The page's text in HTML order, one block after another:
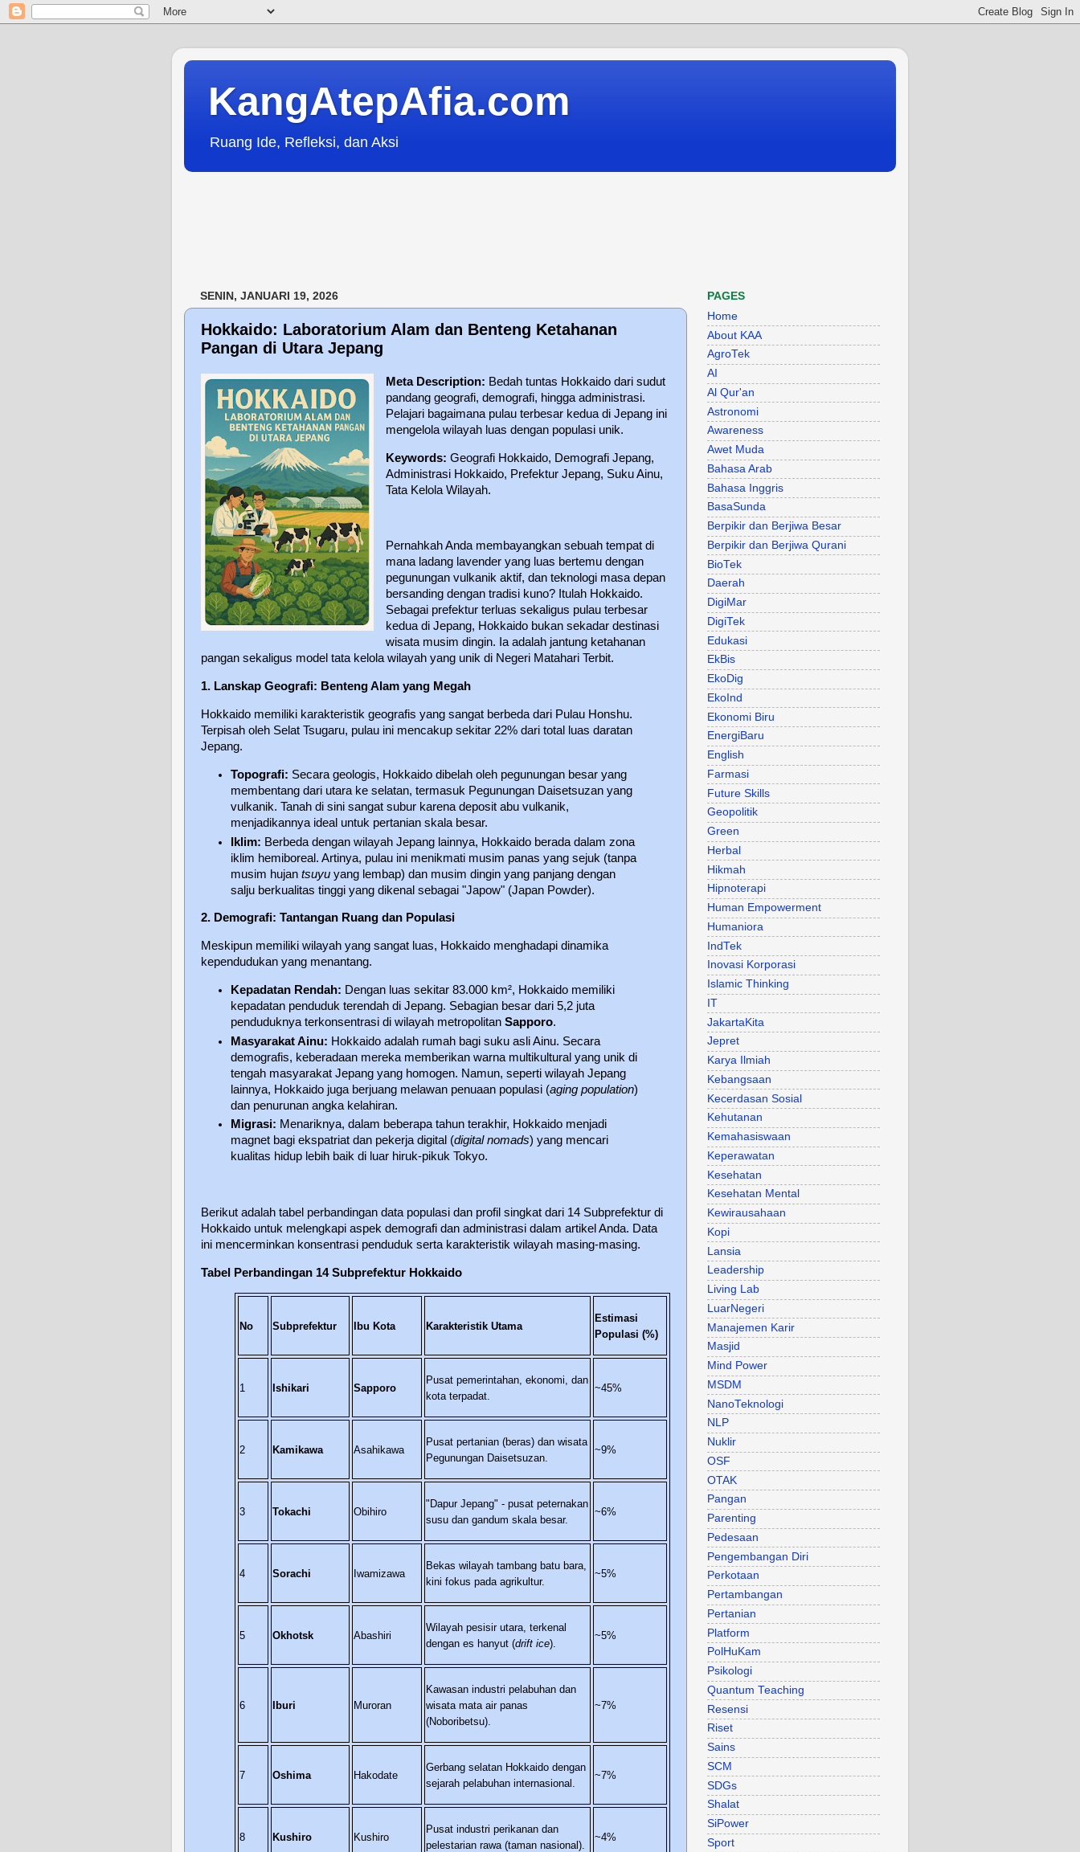
KangAtepAfia.com
Ruang Ide, Refleksi, dan Aksi
SENIN, JANUARI 19, 2026
Hokkaido: Laboratorium Alam dan Benteng Ketahanan
Pangan di Utara Jepang
Meta Description: Bedah tuntas Hokkaido dari sudut
pandang geografi, demografi, hingga administrasi.
Pelajari bagaimana pulau terbesar kedua di Jepang ini
mengelola wilayah luas dengan populasi unik.
Keywords: Geografi Hokkaido, Demografi Jepang,
Administrasi Hokkaido, Prefektur Jepang, Suku Ainu,
Tata Kelola Wilayah.
Pernahkah Anda membayangkan sebuah tempat di
mana ladang lavender yang luas bertemu dengan
pegunungan vulkanik aktif, dan teknologi masa depan
bersanding dengan tradisi kuno? Itulah Hokkaido.
Sebagai prefektur terluas sekaligus pulau terbesar
kedua di Jepang, Hokkaido bukan sekadar destinasi
wisata musim dingin. Ia adalah jantung ketahanan
pangan sekaligus model tata kelola wilayah yang unik di Negeri Matahari Terbit.
1. Lanskap Geografi: Benteng Alam yang Megah
Hokkaido memiliki karakteristik geografis yang sangat berbeda dari Pulau Honshu.
Terpisah oleh Selat Tsugaru, pulau ini mencakup sekitar 22% dari total luas daratan
Jepang.
Topografi: Secara geologis, Hokkaido dibelah oleh pegunungan besar yang
membentang dari utara ke selatan, termasuk Pegunungan Daisetsuzan yang
vulkanik. Tanah di sini sangat subur karena deposit abu vulkanik,
menjadikannya ideal untuk pertanian skala besar.
Iklim: Berbeda dengan wilayah Jepang lainnya, Hokkaido berada dalam zona
iklim hemiboreal. Artinya, pulau ini menikmati musim panas yang sejuk (tanpa
musim hujantsuyu yang lembap) dan musim dingin yang panjang dengan
salju berkualitas tinggi yang dikenal sebagai "Japow" (Japan Powder).
2. Demografi: Tantangan Ruang dan Populasi
Meskipun memiliki wilayah yang sangat luas, Hokkaido menghadapi dinamika
kependudukan yang menantang.
Kepadatan Rendah: Dengan luas sekitar 83.000 km², Hokkaido memiliki
kepadatan penduduk terendah di Jepang. Sebagian besar dari 5,2 juta
penduduknya terkonsentrasi di wilayah metropolitanSapporo.
Masyarakat Ainu: Hokkaido adalah rumah bagi suku asli Ainu. Secara
demografis, keberadaan mereka memberikan warna multikultural yang unik di
tengah masyarakat Jepang yang homogen. Namun, seperti wilayah Jepang
lainnya, Hokkaido juga berjuang melawan penuaan populasi (aging population)
dan penurunan angka kelahiran.
Migrasi: Menariknya, dalam beberapa tahun terakhir, Hokkaido menjadi
magnet bagi ekspatriat dan pekerja digital (digital nomads) yang mencari
kualitas hidup lebih baik di luar hiruk-pikuk Tokyo.
Berikut adalah tabel perbandingan data populasi dan profil singkat dari 14 Subprefektur di
Hokkaido untuk melengkapi aspek demografi dan administrasi dalam artikel Anda. Data
ini mencerminkan konsentrasi penduduk serta karakteristik wilayah masing-masing.
Tabel Perbandingan 14 Subprefektur Hokkaido
No Subprefektur Ibu Kota Karakteristik Utama
Estimasi
Populasi (%)
1 Ishikari Sapporo
Pusat pemerintahan, ekonomi, dan
kota terpadat.
~45%
2 Kamikawa Asahikawa
Pusat pertanian (beras) dan wisata
Pegunungan Daisetsuzan.
~9%
3 Tokachi Obihiro
"Dapur Jepang" - pusat peternakan
susu dan gandum skala besar.
~6%
4 Sorachi Iwamizawa
Bekas wilayah tambang batu bara,
kini fokus pada agrikultur.
~5%
5 Okhotsk Abashiri
Wilayah pesisir utara, terkenal
dengan es hanyut (drift ice).
~5%
6 Iburi Muroran
Kawasan industri pelabuhan dan
wisata mata air panas
(Noboribetsu).
~7%
7 Oshima Hakodate
Gerbang selatan Hokkaido dengan
sejarah pelabuhan internasional.
~7%
8 Kushiro Kushiro
Pusat industri perikanan dan
pelestarian rawa (taman nasional).
~4%
PAGES
Home
About KAA
AgroTek
AI
Al Qur'an
Astronomi
Awareness
Awet Muda
Bahasa Arab
Bahasa Inggris
BasaSunda
Berpikir dan Berjiwa Besar
Berpikir dan Berjiwa Qurani
BioTek
Daerah
DigiMar
DigiTek
Edukasi
EkBis
EkoDig
EkoInd
Ekonomi Biru
EnergiBaru
English
Farmasi
Future Skills
Geopolitik
Green
Herbal
Hikmah
Hipnoterapi
Human Empowerment
Humaniora
IndTek
Inovasi Korporasi
Islamic Thinking
IT
JakartaKita
Jepret
Karya Ilmiah
Kebangsaan
Kecerdasan Sosial
Kehutanan
Kemahasiswaan
Keperawatan
Kesehatan
Kesehatan Mental
Kewirausahaan
Kopi
Lansia
Leadership
Living Lab
LuarNegeri
Manajemen Karir
Masjid
Mind Power
MSDM
NanoTeknologi
NLP
Nuklir
OSF
OTAK
Pangan
Parenting
Pedesaan
Pengembangan Diri
Perkotaan
Pertambangan
Pertanian
Platform
PolHuKam
Psikologi
Quantum Teaching
Resensi
Riset
Sains
SCM
SDGs
Shalat
SiPower
Sport